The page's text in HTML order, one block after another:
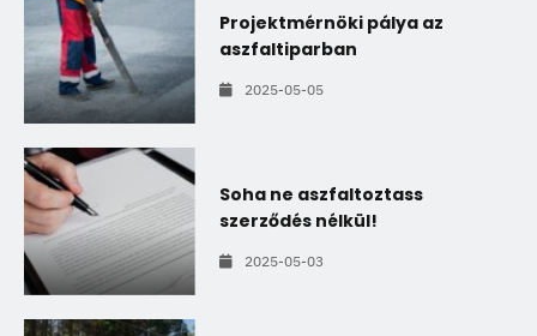
Projektmérnöki pálya az
aszfaltiparban
2025-05-05
Soha ne aszfaltoztass
szerződés nélkül!
2025-05-03